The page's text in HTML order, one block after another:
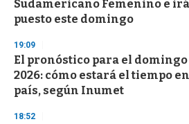
Sudamericano Femenino e
puesto este domingo
19:09
El pronóstico para el domingo
2026: cómo estará el tiempo
país, según Inumet
18:52